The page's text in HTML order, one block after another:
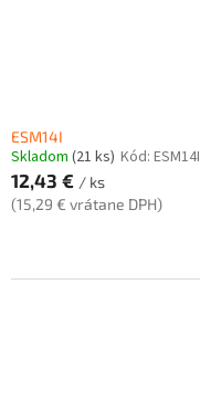
ESM14I
Skladom (21 ks) Kód: ESM14I
12,43 € / ks
(15,29 € vrátane DPH)